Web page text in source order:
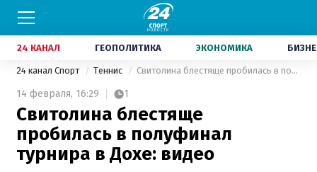
24 КАНАЛ ГЕОПОЛИТИКА ЭКОНОМИКА
24 канал Спорт Теннис Свитолина блестяще пробилась в полуфинал турнира в Дохе: видео
14 февраля, 16:29 1
Свитолина блестяще
пробилась в полуфинал
турнира в Дохе: видео